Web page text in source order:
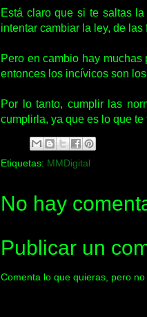
Está claro que si te saltas
intentar cambiar la ley, de
Pero en cambio hay
entonces los incívicos son
Por lo tanto, cumplir las
cumplirla, ya que es lo que
Etiquetas: MMDigital
No hay
Publicar un
Comenta lo que quieras, pero